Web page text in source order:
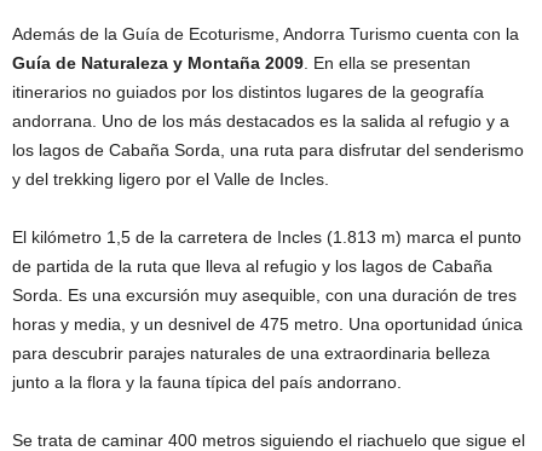
Además de la Guía de Ecoturisme, Andorra Turismo cuenta con la
Guía de Naturaleza y Montaña 2009 . En ella se presentan
itinerarios no guiados por los distintos lugares de la geografía
andorrana. Uno de los más destacados es la salida al refugio y a
los lagos de Cabaña Sorda, una ruta para disfrutar del senderismo
y del trekking ligero por el Valle de Incles.
El kilómetro 1,5 de la carretera de Incles (1.813 m) marca el punto
de partida de la ruta que lleva al refugio y los lagos de Cabaña
Sorda. Es una excursión muy asequible, con una duración de tres
horas y media, y un desnivel de 475 metro. Una oportunidad única
para descubrir parajes naturales de una extraordinaria belleza
junto a la flora y la fauna típica del país andorrano.
Se trata de caminar 400 metros siguiendo el riachuelo que sigue el